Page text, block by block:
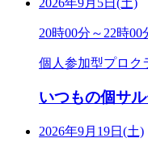
20時00分～22時00
個人参加型プロク
いつもの個サ
2026年9月19日(土)